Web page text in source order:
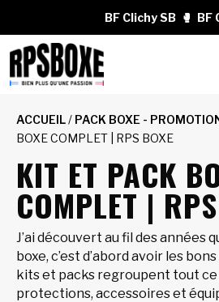
BF Clichy SB 🥊 BF
ACCUEIL/ PACK BOXE -
BOXE COMPLET | RPS BOXE
KIT ET PACK
COMPLET |
J’ai découvert au fil des années
boxe, c’est d’abord avoir les
kits et packs regroupent tout ce
protections, accessoires et